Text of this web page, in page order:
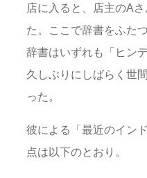
店に入ると、店主のA
た。ここで辞書をふた
辞書はいずれも「ヒン
久しぶりにしばらく世
った。
彼による「最近のイン
点は以下のとおり。